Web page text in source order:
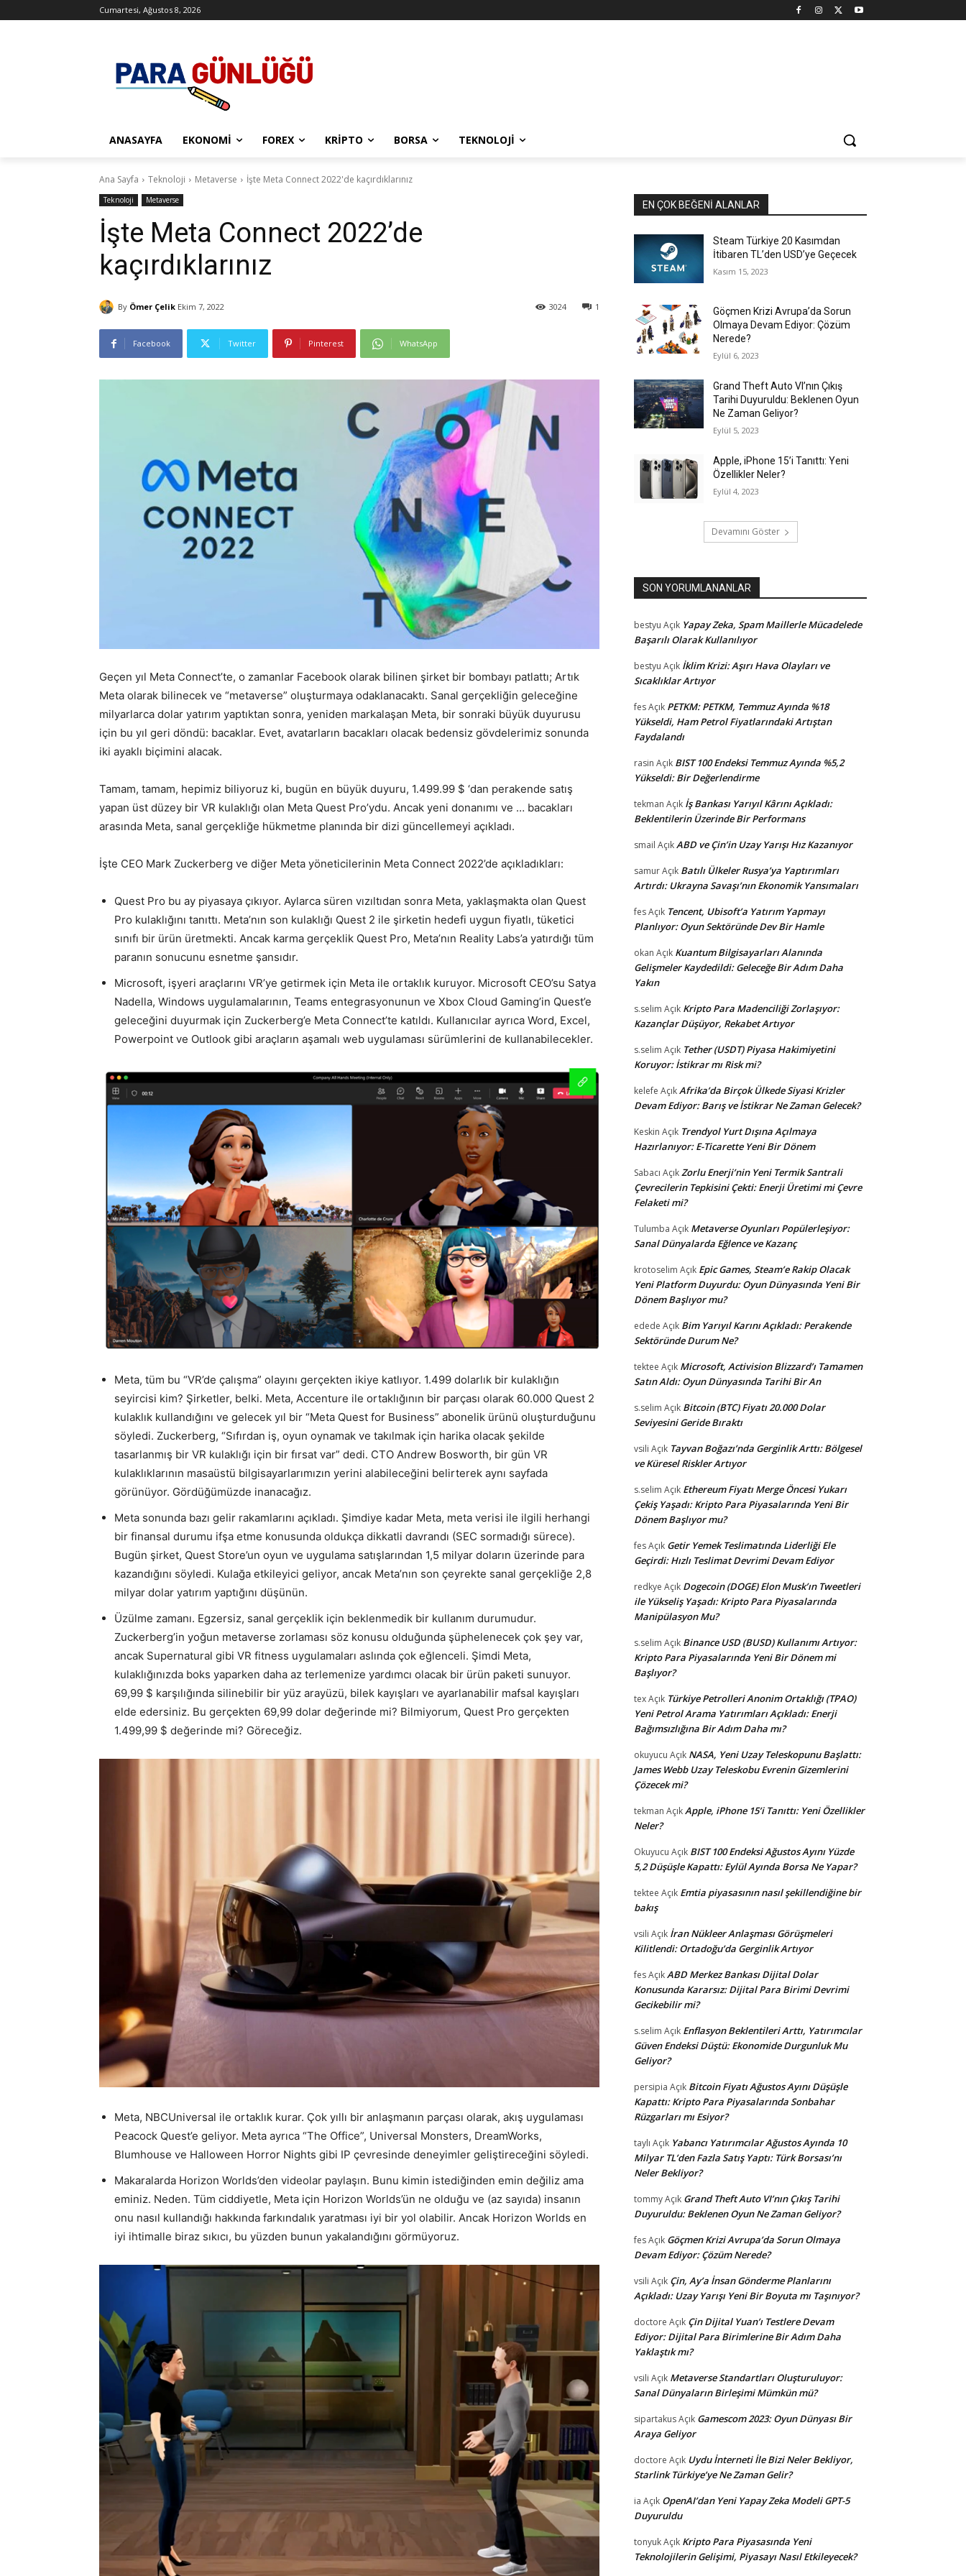
Cumartesi, Ağustos 8, 2026
ANASAYFA EKONOMI FOREX KRIPTO BORSA TEKNOLOJI
Ana Sayfa Teknoloji Metaverse İşte Meta Connect 2022'de kaçırdıklarınız
Teknoloji Metaverse
İşte Meta Connect 2022’de
kaçırdıklarınız
By Ömer Çelik Ekim 7, 2022 1
3024
Facebook Twitter Pinterest WhatsApp
Geçen yıl Meta Connect’te, o zamanlar Facebook olarak bilinen şirket bir bombayı patlattı; Artık
Meta olarak bilinecek ve “metaverse” oluşturmaya odaklanacaktı. Sanal gerçekliğin geleceğine
milyarlarca dolar yatırım yaptıktan sonra, yeniden markalaşan Meta, bir sonraki büyük duyurusu
için bu yıl geri döndü: bacaklar. Evet, avatarların bacakları olacak bedensiz gövdelerimiz sonunda
iki ayaklı biçimini alacak.
Tamam, tamam, hepimiz biliyoruz ki, bugün en büyük duyuru, 1.499.99 $ ‘dan perakende satış
yapan üst düzey bir VR kulaklığı olan Meta Quest Pro’ydu. Ancak yeni donanımı ve … bacakları
arasında Meta, sanal gerçekliğe hükmetme planında bir dizi güncellemeyi açıkladı.
İşte CEO Mark Zuckerberg ve diğer Meta yöneticilerinin Meta Connect 2022’de açıkladıkları:
Quest Pro bu ay piyasaya çıkıyor. Aylarca süren vızıltıdan sonra Meta, yaklaşmakta olan Quest
Pro kulaklığını tanıttı. Meta’nın son kulaklığı Quest 2 ile şirketin hedefi uygun fiyatlı, tüketici
sınıfı bir ürün üretmekti. Ancak karma gerçeklik Quest Pro, Meta’nın Reality Labs’a yatırdığı tüm
paranın sonucunu esnetme şansıdır.
Microsoft, işyeri araçlarını VR’ye getirmek için Meta ile ortaklık kuruyor. Microsoft CEO’su Satya
Nadella, Windows uygulamalarının, Teams entegrasyonunun ve Xbox Cloud Gaming’in Quest’e
geleceğini duyurmak için Zuckerberg’e Meta Connect’te katıldı. Kullanıcılar ayrıca Word, Excel,
Powerpoint ve Outlook gibi araçların aşamalı web uygulaması sürümlerini de kullanabilecekler.
Meta, tüm bu “VR’de çalışma” olayını gerçekten ikiye katlıyor. 1.499 dolarlık bir kulaklığın
seyircisi kim? Şirketler, belki. Meta, Accenture ile ortaklığının bir parçası olarak 60.000 Quest 2
kulaklık kullandığını ve gelecek yıl bir “Meta Quest for Business” abonelik ürünü oluşturduğunu
söyledi. Zuckerberg, “Sıfırdan iş, oyun oynamak ve takılmak için harika olacak şekilde
tasarlanmış bir VR kulaklığı için bir fırsat var” dedi. CTO Andrew Bosworth, bir gün VR
kulaklıklarının masaüstü bilgisayarlarımızın yerini alabileceğini belirterek aynı sayfada
görünüyor. Gördüğümüzde inanacağız.
Meta sonunda bazı gelir rakamlarını açıkladı. Şimdiye kadar Meta, meta verisi ile ilgili herhangi
bir finansal durumu ifşa etme konusunda oldukça dikkatli davrandı (SEC sormadığı sürece).
Bugün şirket, Quest Store’un oyun ve uygulama satışlarından 1,5 milyar doların üzerinde para
kazandığını söyledi. Kulağa etkileyici geliyor, ancak Meta’nın son çeyrekte sanal gerçekliğe 2,8
milyar dolar yatırım yaptığını düşünün.
Üzülme zamanı. Egzersiz, sanal gerçeklik için beklenmedik bir kullanım durumudur.
Zuckerberg’in yoğun metaverse zorlaması söz konusu olduğunda şüphelenecek çok şey var,
ancak Supernatural gibi VR fitness uygulamaları aslında çok eğlenceli. Şimdi Meta,
kulaklığınızda boks yaparken daha az terlemenize yardımcı olacak bir ürün paketi sunuyor.
69,99 $ karşılığında silinebilir bir yüz arayüzü, bilek kayışları ve ayarlanabilir mafsal kayışları
elde edersiniz. Bu gerçekten 69,99 dolar değerinde mi? Bilmiyorum, Quest Pro gerçekten
1.499,99 $ değerinde mi? Göreceğiz.
Meta, NBCUniversal ile ortaklık kurar. Çok yıllı bir anlaşmanın parçası olarak, akış uygulaması
Peacock Quest’e geliyor. Meta ayrıca “The Office”, Universal Monsters, DreamWorks,
Blumhouse ve Halloween Horror Nights gibi IP çevresinde deneyimler geliştireceğini söyledi.
Makaralarda Horizon Worlds’den videolar paylaşın. Bunu kimin istediğinden emin değiliz ama
eminiz. Neden. Tüm ciddiyetle, Meta için Horizon Worlds’ün ne olduğu ve (az sayıda) insanın
onu nasıl kullandığı hakkında farkındalık yaratması iyi bir yol olabilir. Ancak Horizon Worlds en
iyi ihtimalle biraz sıkıcı, bu yüzden bunun yakalandığını görmüyoruz.
EN ÇOK BEĞENI ALANLAR
Steam Türkiye 20 Kasımdan
İtibaren TL’den USD’ye Geçecek
Kasım 15, 2023
Göçmen Krizi Avrupa’da Sorun
Olmaya Devam Ediyor: Çözüm
Nerede?
Eylül 6, 2023
Grand Theft Auto VI’nın Çıkış
Tarihi Duyuruldu: Beklenen Oyun
Ne Zaman Geliyor?
Eylül 5, 2023
Apple, iPhone 15’i Tanıttı: Yeni
Özellikler Neler?
Eylül 4, 2023
Devamını Göster
SON YORUMLANANLAR
bestyu Açık Yapay Zeka, Spam Maillerle Mücadelede
Başarılı Olarak Kullanılıyor
bestyu Açık İklim Krizi: Aşırı Hava Olayları ve
Sıcaklıklar Artıyor
fesAçık PETKM: PETKM, Temmuz Ayında %18
Yükseldi, Ham Petrol Fiyatlarındaki Artıştan
Faydalandı
rasin Açık BIST 100 Endeksi Temmuz Ayında %5,2
Yükseldi: Bir Değerlendirme
tekman Açık İş Bankası Yarıyıl Kârını Açıkladı:
Beklentilerin Üzerinde Bir Performans
smail AçıkABD ve Çin’in Uzay Yarışı Hız Kazanıyor
samurAçık Batılı Ülkeler Rusya’ya Yaptırımları
Artırdı: Ukrayna Savaşı’nın Ekonomik Yansımaları
fesAçık Tencent, Ubisoft’a Yatırım Yapmayı
Planlıyor: Oyun Sektöründe Dev Bir Hamle
okan Açık Kuantum Bilgisayarları Alanında
Gelişmeler Kaydedildi: Geleceğe Bir Adım Daha
Yakın
s.selim Açık Kripto Para Madenciliği Zorlaşıyor:
Kazançlar Düşüyor, Rekabet Artıyor
s.selim Açık Tether (USDT) Piyasa Hakimiyetini
Koruyor: İstikrar mı Risk mi?
kelefe AçıkAfrika’da Birçok Ülkede Siyasi Krizler
Devam Ediyor: Barış ve İstikrar Ne Zaman Gelecek?
Keskin Açık Trendyol Yurt Dışına Açılmaya
Hazırlanıyor: E-Ticarette Yeni Bir Dönem
Sabacı AçıkZorlu Enerji’nin Yeni Termik Santrali
Çevrecilerin Tepkisini Çekti: Enerji Üretimi mi Çevre
Felaketi mi?
Tulumba Açık Metaverse Oyunları Popülerleşiyor:
Sanal Dünyalarda Eğlence ve Kazanç
krotoselim Açık Epic Games, Steam’e Rakip Olacak
Yeni Platform Duyurdu: Oyun Dünyasında Yeni Bir
Dönem Başlıyor mu?
edede Açık Bim Yarıyıl Karını Açıkladı: Perakende
Sektöründe Durum Ne?
tektee Açık Microsoft, Activision Blizzard’ı Tamamen
Satın Aldı: Oyun Dünyasında Tarihi Bir An
s.selim Açık Bitcoin (BTC) Fiyatı 20.000 Dolar
Seviyesini Geride Bıraktı
vsili Açık Tayvan Boğazı’nda Gerginlik Arttı: Bölgesel
ve Küresel Riskler Artıyor
s.selim Açık Ethereum Fiyatı Merge Öncesi Yukarı
Çekiş Yaşadı: Kripto Para Piyasalarında Yeni Bir
Dönem Başlıyor mu?
fesAçık Getir Yemek Teslimatında Liderliği Ele
Geçirdi: Hızlı Teslimat Devrimi Devam Ediyor
redkye Açık Dogecoin (DOGE) Elon Musk’ın Tweetleri
ile Yükseliş Yaşadı: Kripto Para Piyasalarında
Manipülasyon Mu?
s.selim Açık Binance USD (BUSD) Kullanımı Artıyor:
Kripto Para Piyasalarında Yeni Bir Dönem mi
Başlıyor?
texAçık Türkiye Petrolleri Anonim Ortaklığı (TPAO)
Yeni Petrol Arama Yatırımları Açıkladı: Enerji
Bağımsızlığına Bir Adım Daha mı?
okuyucu Açık NASA, Yeni Uzay Teleskopunu Başlattı:
James Webb Uzay Teleskobu Evrenin Gizemlerini
Çözecek mi?
tekman AçıkApple, iPhone 15’i Tanıttı: Yeni Özellikler
Neler?
Okuyucu Açık BIST 100 Endeksi Ağustos Ayını Yüzde
5,2 Düşüşle Kapattı: Eylül Ayında Borsa Ne Yapar?
tektee Açık Emtia piyasasının nasıl şekillendiğine bir
bakış
vsili Açık İran Nükleer Anlaşması Görüşmeleri
Kilitlendi: Ortadoğu’da Gerginlik Artıyor
fesAçıkABD Merkez Bankası Dijital Dolar
Konusunda Kararsız: Dijital Para Birimi Devrimi
Gecikebilir mi?
s.selim Açık Enflasyon Beklentileri Arttı, Yatırımcılar
Güven Endeksi Düştü: Ekonomide Durgunluk Mu
Geliyor?
persipia Açık Bitcoin Fiyatı Ağustos Ayını Düşüşle
Kapattı: Kripto Para Piyasalarında Sonbahar
Rüzgarları mı Esiyor?
taylı Açık Yabancı Yatırımcılar Ağustos Ayında 10
Milyar TL’den Fazla Satış Yaptı: Türk Borsası’nı
Neler Bekliyor?
tommyAçık Grand Theft Auto VI’nın Çıkış Tarihi
Duyuruldu: Beklenen Oyun Ne Zaman Geliyor?
fesAçık Göçmen Krizi Avrupa’da Sorun Olmaya
Devam Ediyor: Çözüm Nerede?
vsili Açık Çin, Ay’a İnsan Gönderme Planlarını
Açıkladı: Uzay Yarışı Yeni Bir Boyuta mı Taşınıyor?
doctore Açık Çin Dijital Yuan’ı Testlere Devam
Ediyor: Dijital Para Birimlerine Bir Adım Daha
Yaklaştık mı?
vsili Açık Metaverse Standartları Oluşturuluyor:
Sanal Dünyaların Birleşimi Mümkün mü?
sipartakusAçık Gamescom 2023: Oyun Dünyası Bir
Araya Geliyor
doctore Açık Uydu İnterneti İle Bizi Neler Bekliyor,
Starlink Türkiye’ye Ne Zaman Gelir?
ia Açık OpenAI’dan Yeni Yapay Zeka Modeli GPT-5
Duyuruldu
tonyukAçık Kripto Para Piyasasında Yeni
Teknolojilerin Gelişimi, Piyasayı Nasıl Etkileyecek?